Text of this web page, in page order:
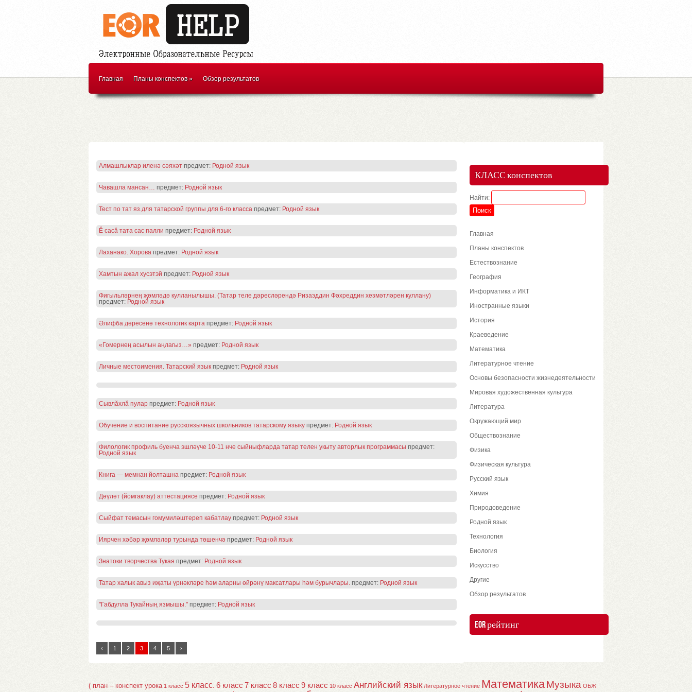
Главная Планы конспектов» Обзор результатов
Алмашлыклар иленә сәяхәт предмет: Родной язык
Чавашла мансан… предмет: Родной язык
Тест по тат яз.для татарской группы для 6-го класса предмет: Родной язык
Ĕ cасă тата сас палли предмет: Родной язык
Лаханако. Хорова предмет: Родной язык
Хамтын ажал хусэтэй предмет: Родной язык
Фигыльләрнең җөмләдә кулланылышы. (Татар теле дәресләрендә Ризаэддин Фәхреддин хезмәтләрен куллану)
предмет: Родной язык
Әлифба дәресенә технологик карта предмет: Родной язык
«Гомернең асылын аңлагыз…» предмет: Родной язык
Личные местоимения. Татарский язык предмет: Родной язык
Сывлăхлă пулар предмет: Родной язык
Обучение и воспитание русскоязычных школьников татарскому языку предмет: Родной язык
Филологик профиль буенча эшләүче 10-11 нче сыйныфларда татар телен укыту авторлык программасы предмет:
Родной язык
Книга — мемнан йолташна предмет: Родной язык
Дәүләт (йомгаклау) аттестациясе предмет: Родной язык
Сыйфат темасын гомумиләштереп кабатлау предмет: Родной язык
Иярчен хәбәр җөмләләр турында төшенчә предмет: Родной язык
Знатоки творчества Тукая предмет: Родной язык
Татар халык авыз иҗаты үрнәкләре һәм аларны өйрәнү максатлары һәм бурычлары. предмет: Родной язык
"Габдулла Тукайның язмышы." предмет: Родной язык
‹ 1 2 3 4 5 ›
КЛАСС конспектов
Найти:
Главная
Планы конспектов
Естествознание
География
Информатика и ИКТ
Иностранные языки
История
Краеведение
Математика
Литературное чтение
Основы безопасности жизнедеятельности
Мировая художественная культура
Литература
Окружающий мир
Обществознание
Физика
Физическая культура
Русский язык
Химия
Природоведение
Родной язык
Технология
Биология
Искусство
Другие
Обзор результатов
EOR рейтинг
( план – конспект урока 1 класс 5 класс. 6 класс 7 класс 8 класс 9 класс 10 класс Английский язык Литературное чтение МатематикаМузыка ОБЖ